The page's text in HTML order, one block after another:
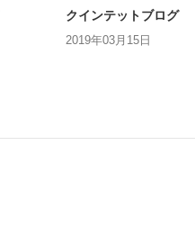
クインテットブログ
2019年03月15日